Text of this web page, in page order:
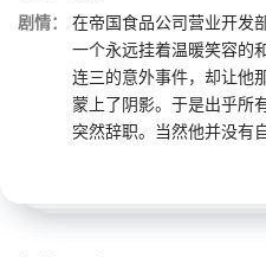
剧情：
在帝国食品公司营业开发
一个永远挂着温暖笑容的
连三的意外事件，却让他
蒙上了阴影。于是出乎所
突然辞职。当然他并没有